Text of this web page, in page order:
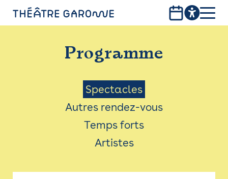
PROGRAMME
INFOS PRATIQUES
AVEC LES PUBLICS
ACCESSIBILITÉ
LES PRODUCTIONS
Programme
Menu
Saison
Spectacles
Autres rendez-vous
Temps forts
Artistes